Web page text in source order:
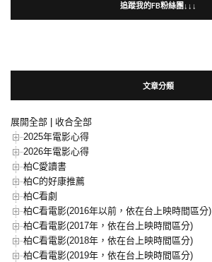
追蹤我的FB粉絲團↓↓↓
文章分類
展開全部
收合全部
2025年電影心得
2026年電影心得
柏C愛讀書
柏C的好康推薦
柏C看劇
柏C看電影(2016年以前，依在台上映時間區分)
柏C看電影(2017年，依在台上映時間區分)
柏C看電影(2018年，依在台上映時間區分)
柏C看電影(2019年，依在台上映時間區分)